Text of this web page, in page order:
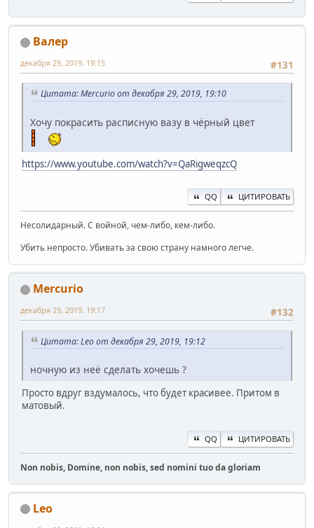
Валер
#131
декабря 29, 2019, 19:15
Цитата: Mercurio от декабря 29, 2019, 19:10
Хочу покрасить расписную вазу в чёрный цвет
https://www.youtube.com/watch?v=QaRigweqzcQ
QQ ЦИТИРОВАТЬ
Несолидарный. С войной, чем-либо, кем-либо.
Убить непросто. Убивать за свою страну намного легче.
Mercurio
#132
декабря 29, 2019, 19:17
Цитата: Leo от декабря 29, 2019, 19:12
ночную из неё сделать хочешь ?
Просто вдруг вздумалось, что будет красивее. Притом в
матовый.
QQ ЦИТИРОВАТЬ
Non nobis, Domine, non nobis, sed nomini tuo da gloriam
Leo